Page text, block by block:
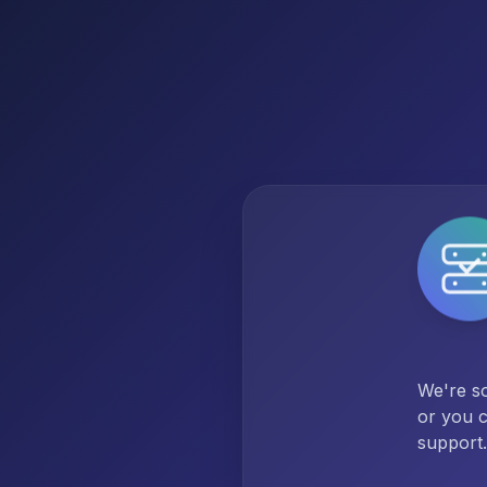
We're
or you
support.